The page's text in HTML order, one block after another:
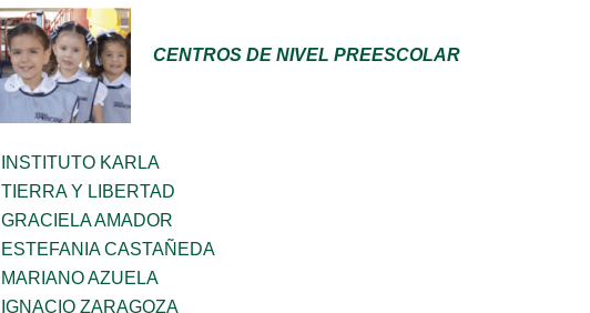
CENTROS DE NIVEL PREESCOLAR
INSTITUTO KARLA
TIERRA Y LIBERTAD
GRACIELA AMADOR
ESTEFANIA CASTAÑEDA
MARIANO AZUELA
IGNACIO ZARAGOZA